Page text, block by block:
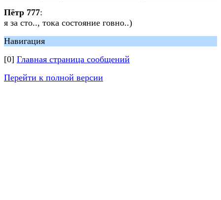
Пётр 777:
я за сто.., тока состояние говно..)
Навигация
[0] Главная страница сообщений
Перейти к полной версии